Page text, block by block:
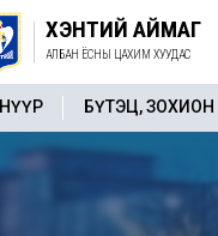
ХЭНТИЙ АЙМАГ
АЛБАН ЁСНЫ ЦАХИМ ХУУДАС
НҮҮР БҮТЭЦ,